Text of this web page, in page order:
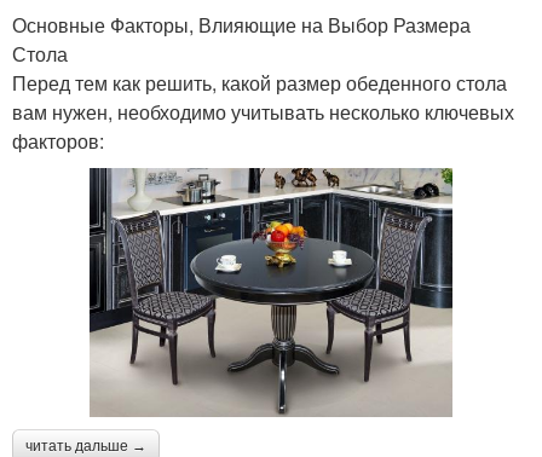
Основные Факторы, Влияющие на Выбор Размера
Стола
Перед тем как решить, какой размер обеденного стола
вам нужен, необходимо учитывать несколько ключевых
факторов:
читать дальше →